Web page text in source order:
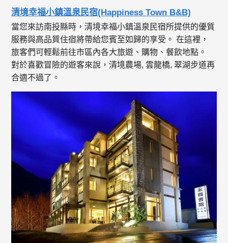
清境幸福小鎮溫泉民宿(Happiness Town B&B)
當您來訪南投縣時，清境幸福小鎮溫泉民宿所提供的優質
服務與高品質住宿將帶給您賓至如歸的享受。 在這裡，
旅客們可輕鬆前往市區內各大旅遊、購物、餐飲地點。
對於喜歡冒險的遊客來說，清境農場, 雲龍橋, 翠湖步道再
合適不過了。